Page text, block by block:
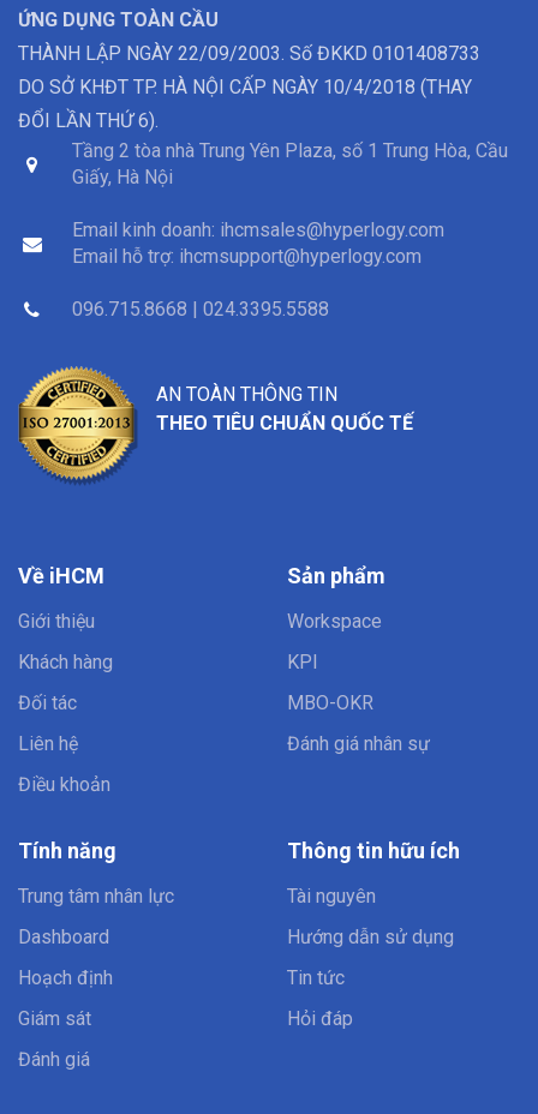
Về iHCM
Giới thiệu
Khách hàng
Đối tác
Liên hệ
Điều khoản
Sản phẩm
Workspace
KPI
MBO-OKR
Đánh giá nhân sự
Tính năng
Trung tâm nhân lực
Dashboard
Hoạch định
Giám sát
Đánh giá
Thông tin hữu ích
Tài nguyên
Hướng dẫn sử dụng
Tin tức
Hỏi đáp
AN TOÀN THÔNG TIN
THEO TIÊU CHUẨN QUỐC TẾ
ỨNG DỤNG TOÀN CẦU
THÀNH LẬP NGÀY 22/09/2003. Số ĐKKD 0101408733
DO SỞ KHĐT TP. HÀ NỘI CẤP NGÀY 10/4/2018 (THAY
ĐỔI LẦN THỨ 6).
Tầng 2 tòa nhà Trung Yên Plaza, số 1 Trung Hòa, Cầu
Giấy, Hà Nội
Email kinh doanh: ihcmsales@hyperlogy.com
Email hỗ trợ: ihcmsupport@hyperlogy.com
096.715.8668 | 024.3395.5588